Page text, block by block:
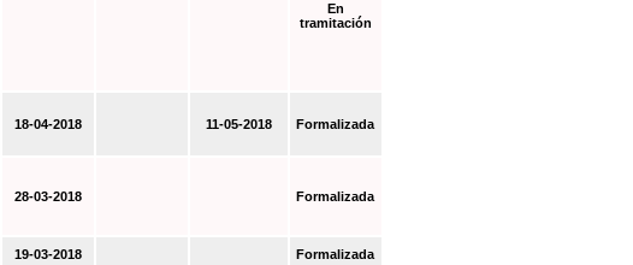
En
tramitación
18-04-2018 11-05-2018 Formalizada
28-03-2018 Formalizada
19-03-2018 Formalizada